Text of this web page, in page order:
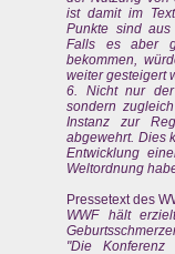
ist damit im
Punkte sind aus
Falls es aber
bekommen,
weiter gesteigert
6. Nicht nur der
sondern
Instanz zur
abgewehrt. Dies
Entwicklung
Weltordnung
Pressetext des
WWF hält
"Die